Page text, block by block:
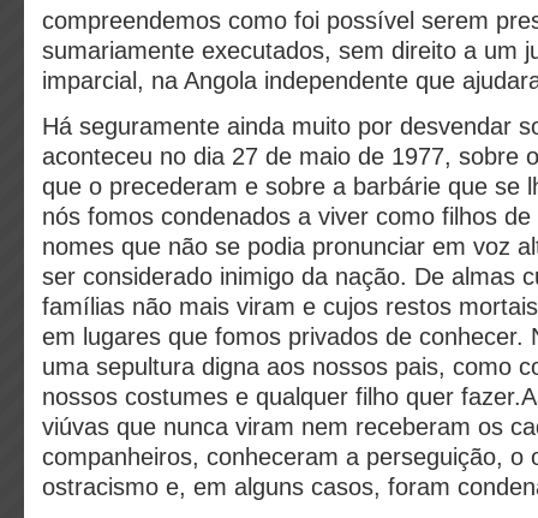
compreendemos como foi possível serem
sumariamente executados, sem direito a um
imparcial, na Angola independente que
Há seguramente ainda muito por desvendar
aconteceu no dia 27 de maio de 1977, sobre
que o precederam e sobre a barbárie que se
nós fomos condenados a viver como filhos
nomes que não se podia pronunciar em voz
ser considerado inimigo da nação. De almas
famílias não mais viram e cujos restos
em lugares que fomos privados de conhecer.
uma sepultura digna aos nossos pais, como
nossos costumes e qualquer filho quer
viúvas que nunca viram nem receberam os
companheiros, conheceram a perseguição, o
ostracismo e, em alguns casos, foram